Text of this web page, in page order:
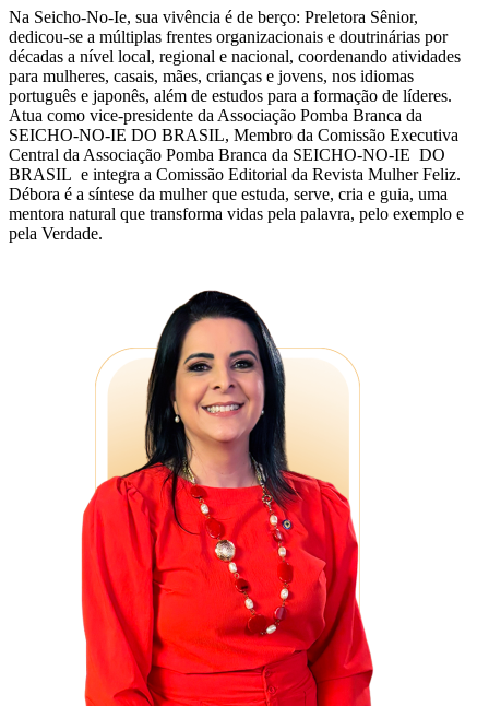
Na Seicho-No-Ie, sua vivência é de berço: Preletora Sênior,
dedicou-se a múltiplas frentes organizacionais e doutrinárias por
décadas a nível local, regional e nacional, coordenando atividades
para mulheres, casais, mães, crianças e jovens, nos idiomas
português e japonês, além de estudos para a formação de líderes.
Atua como vice-presidente da Associação Pomba Branca da
SEICHO-NO-IE DO BRASIL, Membro da Comissão Executiva
Central da Associação Pomba Branca da SEICHO-NO-IE DO
BRASIL e integra a Comissão Editorial da Revista Mulher Feliz.
Débora é a síntese da mulher que estuda, serve, cria e guia, uma
mentora natural que transforma vidas pela palavra, pelo exemplo e
pela Verdade.